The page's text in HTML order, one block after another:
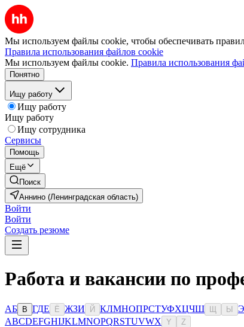
Мы используем файлы cookie, чтобы обеспечивать
Правила использования файлов cookie
Мы используем файлы cookie. Правила использования
Понятно
Ищу работу
Ищу работу
Ищу работу
Ищу сотрудника
Сервисы
Помощь
Ещё
Поиск
Аннино (Ленинградская область)
Войти
Войти
Создать резюме
Работа и вакансии по
АБ В ГДЕ Ё ЖЗИ Й КЛМНОПРСТУФХЦЧШ Ы Э
ABCDEFGHIJKLMNOPQRSTUVWX Y Z